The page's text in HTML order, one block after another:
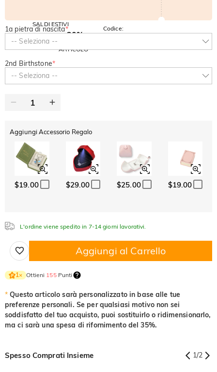
SALDI ESTIVI
-10%
SU TUTTO
-30%
ARTICOLO
Codice:
SUMMER
1a pietra di nascita*
-- Seleziona --
2nd Birthstone*
-- Seleziona --
Aggiungi Accessorio Regalo
$19.00 $29.00 $25.00 $19.00
L'ordine viene spedito in 7-14 giorni lavorativi.
Aggiungi al Carrello
1× Ottieni 155Punti
* Questo articolo sarà personalizzato in base alle tue
preferenze personali. Se per qualsiasi motivo non sei
soddisfatto del tuo acquisto, puoi sostituirlo o ridimensionarlo,
ma ci sarà una spesa di rifornimento del 35%.
Spesso Comprati Insieme 1/2